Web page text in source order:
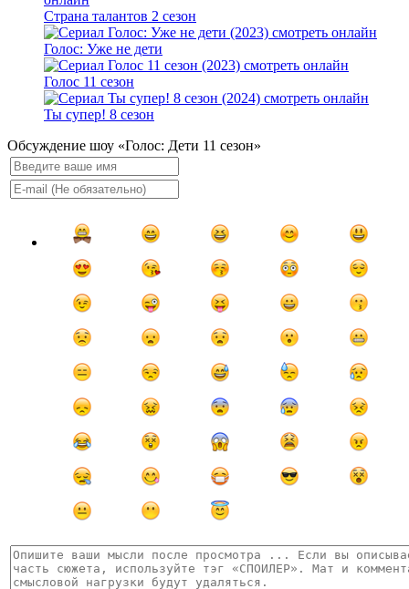
Страна талантов 2 сезон
Голос: Уже не дети
Голос 11 сезон
Ты супер! 8 сезон
Обсуждение шоу «Голос: Дети 11 сезон»